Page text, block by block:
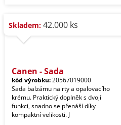
Skladem: 42.000 ks
Canen - Sada
kód výrobku:20567019000
Sada balzámu na rty a opalovacího
krému. Praktický doplněk s dvojí
funkcí, snadno se přenáší díky
kompaktní velikosti. J